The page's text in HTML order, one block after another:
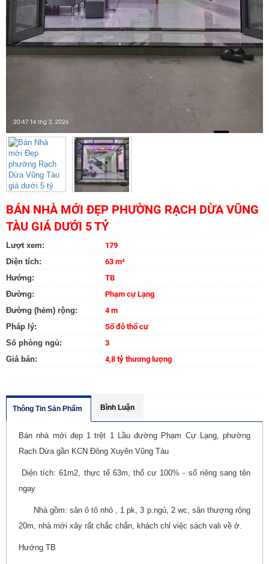
BÁN NHÀ MỚI ĐẸP PHƯỜNG RẠCH DỪA VŨNG
TÀU GIÁ DƯỚI 5 TỶ
Lượt xem:
179
Diện tích:
63 m²
Hướng:
TB
Đường:
Phạm cự Lạng
Đường (hẻm) rộng:
4 m
Pháp lý:
Sổ đỏ thổ cư
Số phòng ngủ:
3
Giá bán:
4,8 tỷ thương lượng
Thông Tin Sản Phẩm Bình Luận
Bán nhà mới đẹp 1 trệt 1 Lầu đường Phạm Cự Lạng, phường
Rạch Dừa gần KCN Đông Xuyên Vũng Tàu
Diện tích: 61m2, thực tế 63m, thổ cư 100% - sổ riêng sang tên
ngay
Nhà gồm: sân ô tô nhỏ , 1 pk, 3 p.ngủ, 2 wc, sân thượng rộng
20m, nhà mới xây rất chắc chắn, khách chỉ việc sách vali về ở.
Hướng TB